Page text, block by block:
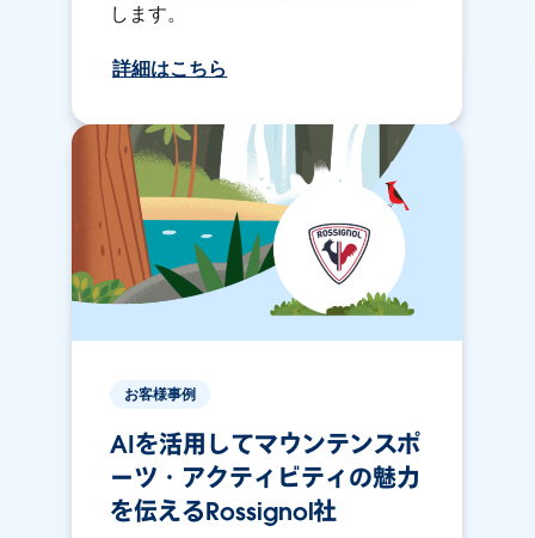
します。
詳細はこちら
お客様事例
AIを活用してマウンテンスポ
ーツ・アクティビティの魅力
を伝えるRossignol社